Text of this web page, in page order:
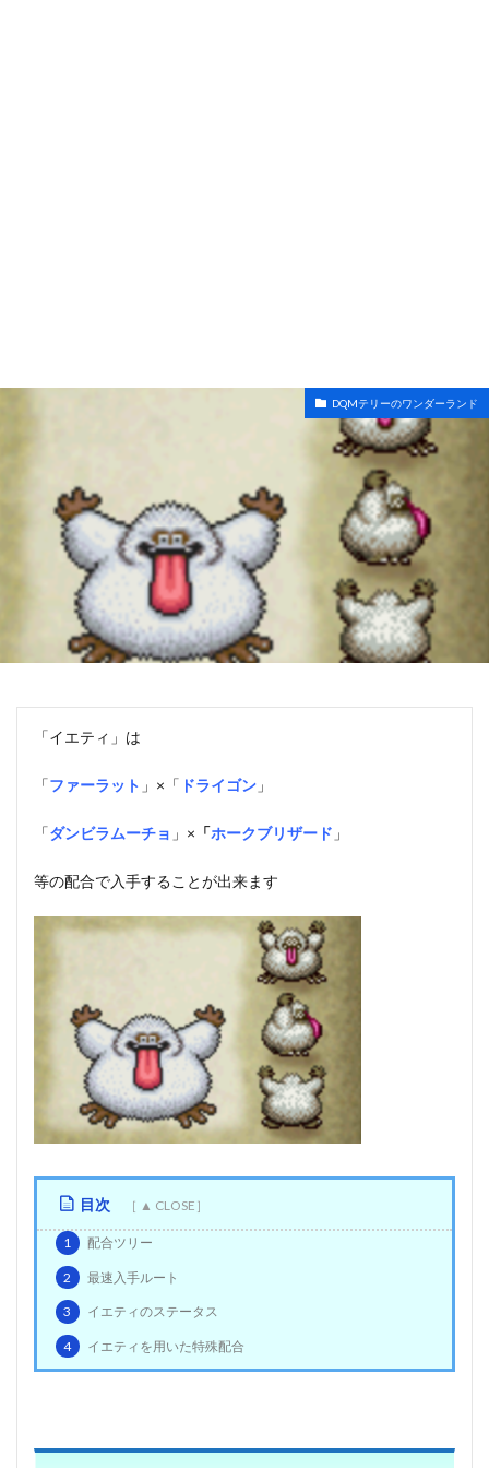
DQMテリーのワンダーランド
「イエティ」は
「ファーラット 」×「 ドライゴン 」
「ダンビラムーチョ 」× 「ホークブリザード 」
等の配合で入手することが出来ます
目次
1 配合ツリー
2 最速入手ルート
3 イエティのステータス
4 イエティを用いた特殊配合